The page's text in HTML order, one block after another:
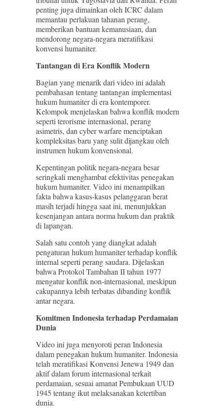
penting juga dimainkan oleh ICRC dalam
memantau perlakuan tahanan perang,
memberikan bantuan kemanusiaan, dan
mendorong negara-negara meratifikasi
konvensi humaniter.
Tantangan di Era Konflik Modern
Bagian yang menarik dari video ini adalah
pembahasan tentang tantangan implementasi
hukum humaniter di era kontemporer.
Kelompok menjelaskan bahwa konflik modern
seperti terorisme internasional, perang
asimetris, dan cyber warfare menciptakan
kompleksitas baru yang sulit dijangkau oleh
instrumen hukum konvensional.
Kepentingan politik negara-negara besar
seringkali menghambat efektivitas penegakan
hukum humaniter. Video ini menampilkan
fakta bahwa kasus-kasus pelanggaran berat
masih terjadi hingga saat ini, menunjukkan
kesenjangan antara norma hukum dan praktik
di lapangan.
Salah satu contoh yang diangkat adalah
pengaturan hukum humaniter terhadap konflik
internal seperti perang saudara. Dijelaskan
bahwa Protokol Tambahan II tahun 1977
mengatur konflik non-internasional, meskipun
cakupannya lebih terbatas dibanding konflik
antar negara.
Komitmen Indonesia terhadap Perdamaian
Dunia
Video ini juga menyoroti peran Indonesia
dalam penegakan hukum humaniter. Indonesia
telah meratifikasi Konvensi Jenewa 1949 dan
aktif dalam forum internasional terkait
perdamaian, sesuai amanat Pembukaan UUD
1945 tentang ikut melaksanakan ketertiban
dunia.